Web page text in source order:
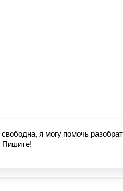
"О порядке
2 производств, работ,
показателей, дающих
обеспечение,
Кабинета
1991 года N 10, и
утвержденных
Министров СССР от 9